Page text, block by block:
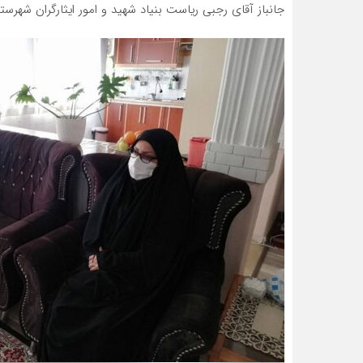
جانباز آقای رجبی ریاست بنیاد شهید و امور ایثارگران